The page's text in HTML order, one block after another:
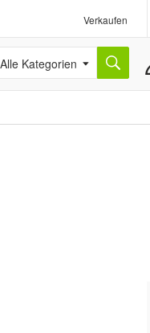
Verkaufen
Alle Kategorien